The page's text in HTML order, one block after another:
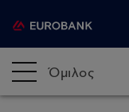
Όμιλος